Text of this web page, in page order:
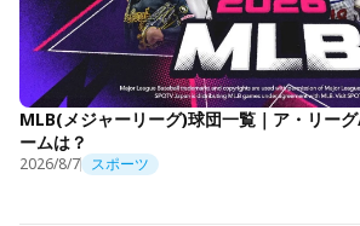
MLB(メジャーリーグ)球団一覧｜ア・リー
ームは？
2026/8/7 スポーツ